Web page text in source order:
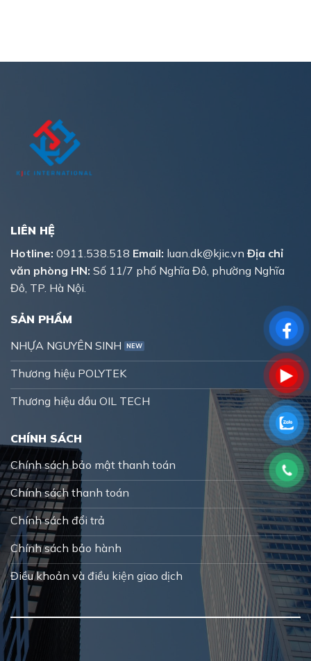
LIÊN HỆ
Hotline: 0911.538.518 Email: luan.dk@kjic.vn Địa chỉ
văn phòng HN: Số 11/7 phố Nghĩa Đô, phường Nghĩa
Đô, TP. Hà Nội.
SẢN PHẨM
NHỰA NGUYÊN SINH
Thương hiệu POLYTEK
Thương hiệu dầu OIL TECH
CHÍNH SÁCH
Chính sách bảo mật thanh toán
Chính sách thanh toán
Chính sách đổi trả
Chính sách bảo hành
Điều khoản và điều kiện giao dịch